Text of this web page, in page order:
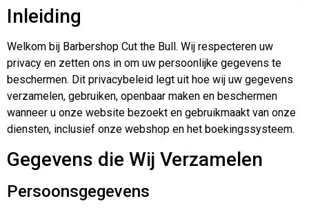
Inleiding
Welkom bij Barbershop Cut the Bull. Wij respecteren uw
privacy en zetten ons in om uw persoonlijke gegevens te
beschermen. Dit privacybeleid legt uit hoe wij uw gegevens
verzamelen, gebruiken, openbaar maken en beschermen
wanneer u onze website bezoekt en gebruikmaakt van onze
diensten, inclusief onze webshop en het boekingssysteem.
Gegevens die Wij Verzamelen
Persoonsgegevens